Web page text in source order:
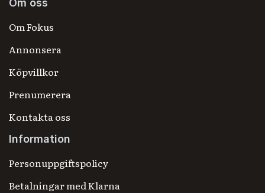
Om oss
Om Fokus
Annonsera
Köpvillkor
Prenumerera
Kontakta oss
Information
Personuppgiftspolicy
Betalningar med Klarna